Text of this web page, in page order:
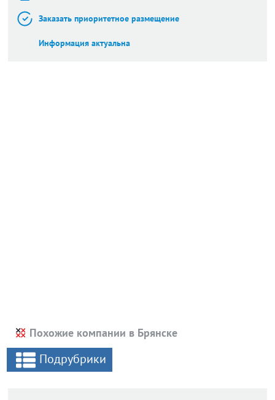
Заказать приоритетное размещение
Информация актуальна
Похожие компании в Брянске
Подрубрики